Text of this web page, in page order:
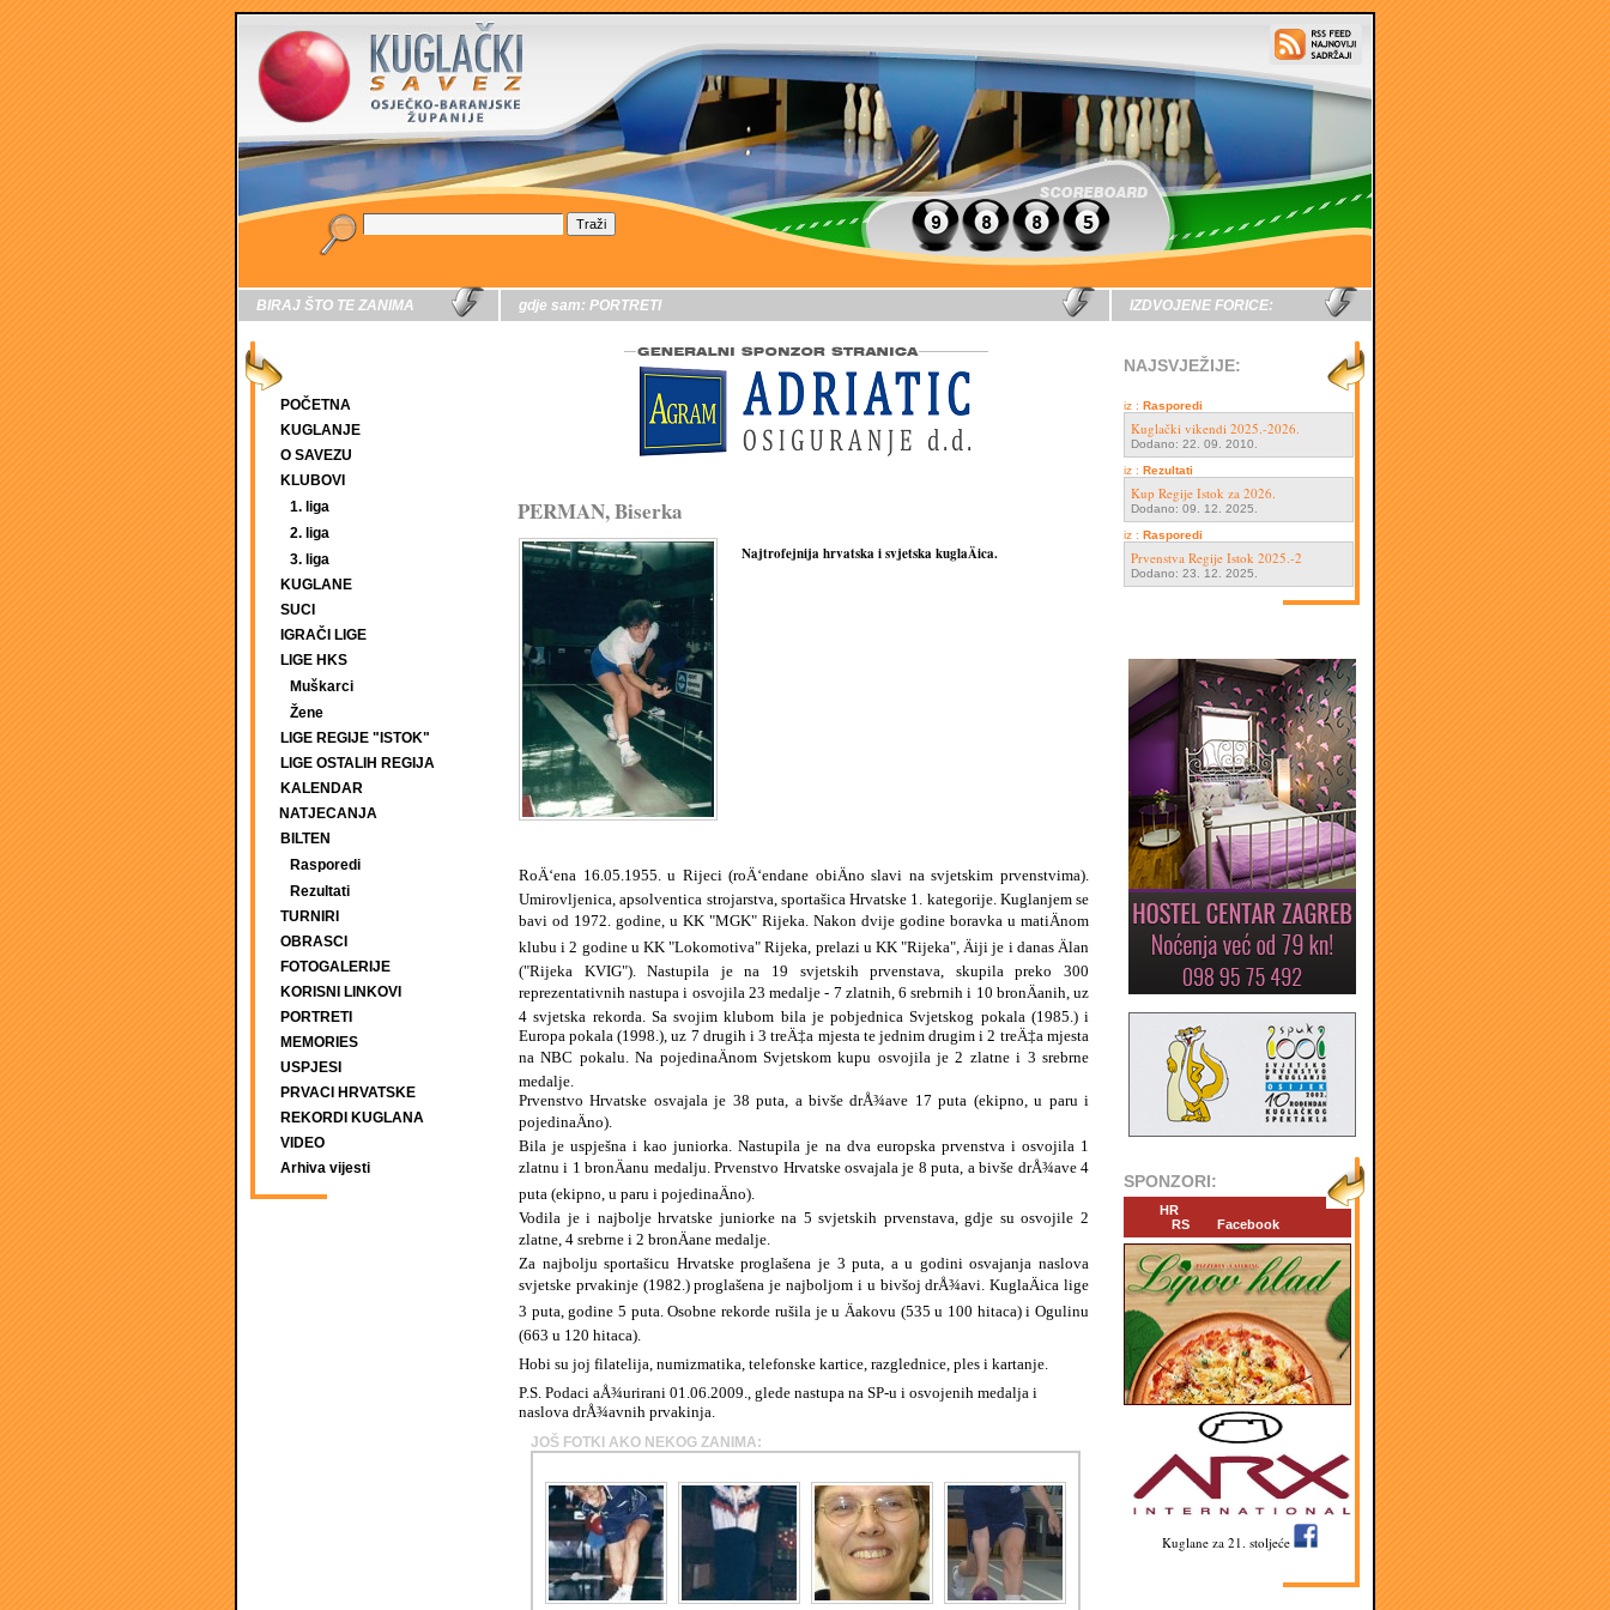
BIRAJ ŠTO TE ZANIMA
POČETNA
KUGLANJE
O SAVEZU
KLUBOVI
1. liga
2. liga
3. liga
KUGLANE
SUCI
IGRAČI LIGE
LIGE HKS
Muškarci
Žene
LIGE REGIJE "ISTOK"
LIGE OSTALIH REGIJA
KALENDAR
NATJECANJA
BILTEN
Rasporedi
Rezultati
TURNIRI
OBRASCI
FOTOGALERIJE
KORISNI LINKOVI
PORTRETI
MEMORIES
USPJESI
PRVACI HRVATSKE
REKORDI KUGLANA
VIDEO
Arhiva vijesti
gdje sam: PORTRETI
PERMAN, Biserka
Najtrofejnija hrvatska i svjetska kuglaÄica.
RoÄ‘ena 16.05.1955. u Rijeci (roÄ‘endane obiÄno slavi na svjetskim prvenstvima).
Umirovljenica, apsolventica strojarstva, sportašica Hrvatske 1. kategorije. Kuglanjem se
bavi od 1972. godine, u KK "MGK" Rijeka. Nakon dvije godine boravka u matiÄnom
klubu i 2 godine u KK "Lokomotiva" Rijeka, prelazi u KK "Rijeka", Äiji je i danas Älan
("Rijeka KVIG"). Nastupila je na 19 svjetskih prvenstava, skupila preko 300
reprezentativnih nastupa i osvojila 23 medalje - 7 zlatnih, 6 srebrnih i 10 bronÄanih, uz
4 svjetska rekorda. Sa svojim klubom bila je pobjednica Svjetskog pokala (1985.) i
Europa pokala (1998.), uz 7 drugih i 3 treÄ‡a mjesta te jednim drugim i 2 treÄ‡a mjesta
na NBC pokalu. Na pojedinaÄnom Svjetskom kupu osvojila je 2 zlatne i 3 srebrne
medalje.
Prvenstvo Hrvatske osvajala je 38 puta, a bivše drÅ¾ave 17 puta (ekipno, u paru i
pojedinaÄno).
Bila je uspješna i kao juniorka. Nastupila je na dva europska prvenstva i osvojila 1
zlatnu i 1 bronÄanu medalju. Prvenstvo Hrvatske osvajala je 8 puta, a bivše drÅ¾ave 4
puta (ekipno, u paru i pojedinaÄno).
Vodila je i najbolje hrvatske juniorke na 5 svjetskih prvenstava, gdje su osvojile 2
zlatne, 4 srebrne i 2 bronÄane medalje.
Za najbolju sportašicu Hrvatske proglašena je 3 puta, a u godini osvajanja naslova
svjetske prvakinje (1982.) proglašena je najboljom i u bivšoj drÅ¾avi. KuglaÄica lige
3 puta, godine 5 puta. Osobne rekorde rušila je u Äakovu (535 u 100 hitaca) i Ogulinu
(663 u 120 hitaca).
Hobi su joj filatelija, numizmatika, telefonske kartice, razglednice, ples i kartanje.
P.S. Podaci aÅ¾urirani 01.06.2009., glede nastupa na SP-u i osvojenih medalja i
naslova drÅ¾avnih prvakinja.
JOŠ FOTKI AKO NEKOG ZANIMA:
IZDVOJENE FORICE:
NAJSVJEŽIJE:
iz : Rasporedi
Kuglački vikendi 2025.-2026.
Dodano: 22. 09. 2010.
iz : Rezultati
Kup Regije Istok za 2026.
Dodano: 09. 12. 2025.
iz : Rasporedi
Prvenstva Regije Istok 2025.-2
Dodano: 23. 12. 2025.
SPONZORI:
HR
RS
Facebook
Kuglane za 21. stoljeće